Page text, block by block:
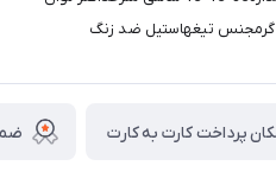
پرداخت کارت به کارت